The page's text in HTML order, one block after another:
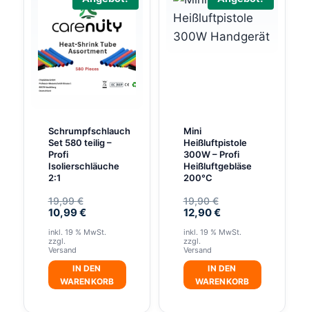
Schrumpfschlauch
Set 580 teilig –
Profi
Isolierschläuche
2:1
19,99€
19,99 €
10,99€Aktueller
ist:
inkl. 19 % MwSt.
zzgl.
Versand
IN DEN
WARENKORB
Mini
Heißluftpistole
300W – Profi
Heißluftgebläse
200°C
19,90€
19,90 €
12,90€Aktueller
ist:
inkl. 19 % MwSt.
zzgl.
Versand
IN DEN
WARENKORB